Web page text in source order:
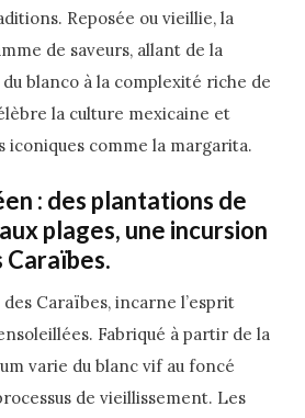
Reposée ou vieillie, la
de saveurs, allant de la
blanco à la complexité riche de
la culture mexicaine et
iconiques comme la margarita.
: des plantations de
plages, une incursion
Caraïbes.
Caraïbes, incarne l’esprit
Fabriqué à partir de la
varie du blanc vif au foncé
de vieillissement. Les